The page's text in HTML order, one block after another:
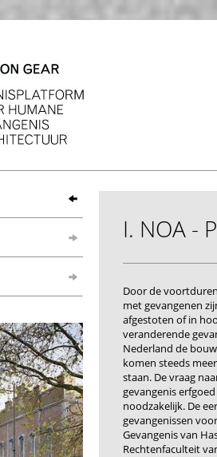
I. NOA -
Door de
met gevangenen
afgestoten of in
veranderende
Nederland de
komen steeds
staan. De vraag
gevangenis
noodzakelijk. De
gevangenissen
Gevangenis van
Rechtenfaculteit